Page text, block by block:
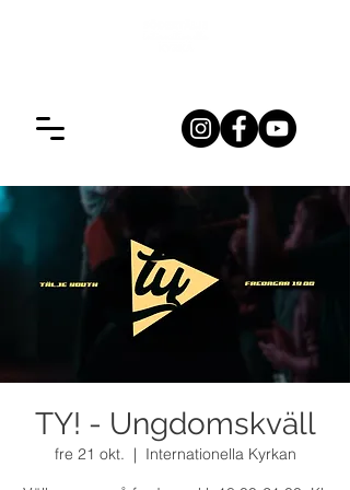
TY! - Ungdomskväll
fre 21 okt.
  |
Internationella Kyrkan